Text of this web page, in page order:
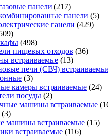
панели (217)
панели (5)
панели (429)
(498)
пищевых отходов (36)
встраиваемые (13)
печи (СВЧ)
(3)
камеры встраиваемые (24)
посуды (2)
машины встраиваемые
(3)
машины встраиваемые (15)
встраиваемые (116)